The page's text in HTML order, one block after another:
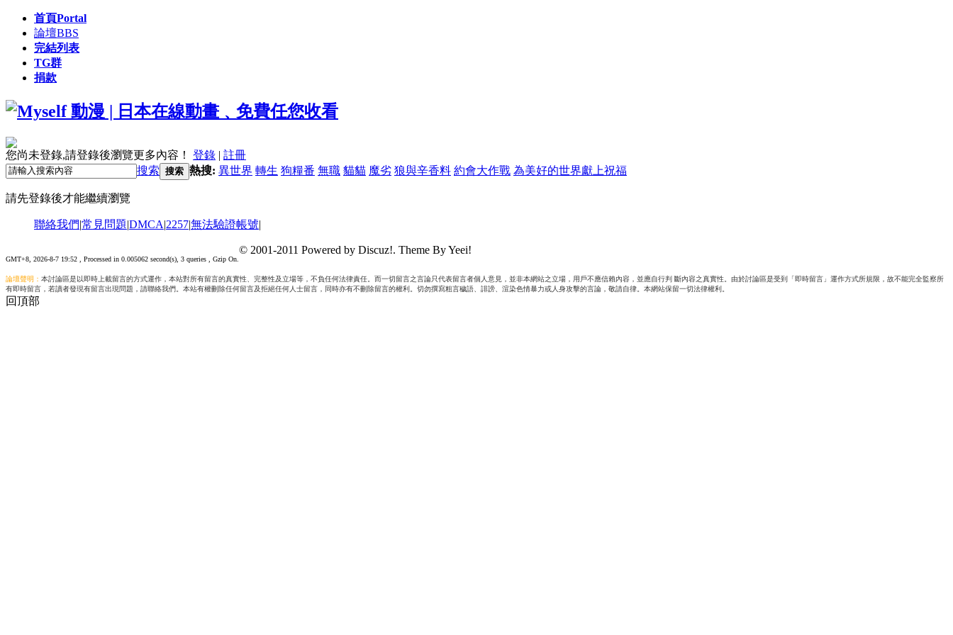
首頁Portal
論壇BBS
完結列表
TG群
捐款
您尚未登錄,請登錄後瀏覽更多內容！ 登錄 | 註冊
搜索 搜索 熱搜: 異世界 轉生 狗糧番 無職 貓貓 魔劣 狼與辛香料 約會大作戰 為美好的世界獻上祝福
請先登錄後才能繼續瀏覽
聯絡我們|常見問題|DMCA|2257|無法驗證帳號|
GMT+8, 2026-8-7 19:52 , Processed in 0.005062 second(s), 3 queries , Gzip On.
© 2001-2011 Powered by Discuz!. Theme By Yeei!
論壇聲明： 本討論區是以即時上載留言的方式運作，本站對所有留言的真實性、完整性及立場等，不負任何法律責任。而一切留言之言論只代表留言者個人意見，並非本網站之立場，用戶不應信賴內容，並應自行判 斷內容之真實性。由於討論區是受到「即時留言」運作方式所規限，故不能完全監察所
有即時留言，若讀者發現有留言出現問題，請聯絡我們。本站有權刪除任何留言及拒絕任何人士留言，同時亦有不刪除留言的權利。切勿撰寫粗言穢語、誹謗、渲染色情暴力或人身攻擊的言論，敬請自律。本網站保留一切法律權利。
回頂部